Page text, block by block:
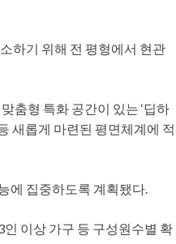
하기 위해 전 평형에서 현관
춤형 특화 공간이 있는 ‘딥하
새롭게 마련된 평면체계에 적
에 집중하도록 계획됐다.
이상 가구 등 구성원수별 확